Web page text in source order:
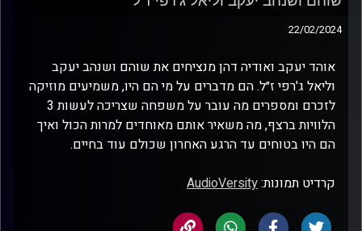
22/02/2024
אוהד יעקב ואודיה דהן מנציחים את שוהם ושנהב יעקב
וליאל ג'רפי ז״ל. הם מדברים על מי הם היו, משמיעים מוזיקה
לזכרם ומספרים מה עובר על משפחה שצריכה לעשות 3
הלוויות ברצף, מה משאיר אותם מאוחדים למרות הכול ואיך
הם היו בטוחים עד הרגע האחרון שכולם עוד בחיים.
קרדיט תמונות:AudioVersity